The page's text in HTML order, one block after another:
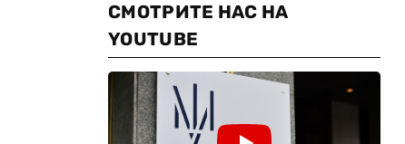
СМОТРИТЕ НАС НА
YOUTUBE